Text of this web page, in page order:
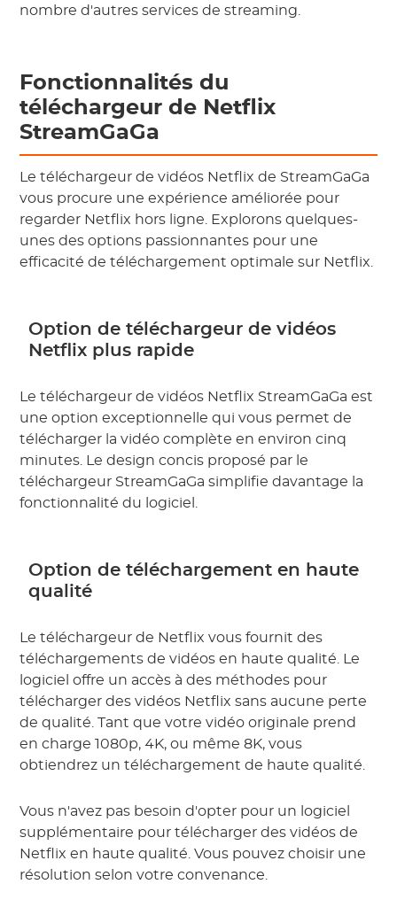
nombre d'autres services de streaming.
Fonctionnalités du
téléchargeur de Netflix
StreamGaGa
Le téléchargeur de vidéos Netflix de StreamGaGa
vous procure une expérience améliorée pour
regarder Netflix hors ligne. Explorons quelques-
unes des options passionnantes pour une
efficacité de téléchargement optimale sur Netflix.
Option de téléchargeur de vidéos
Netflix plus rapide
Le téléchargeur de vidéos Netflix StreamGaGa est
une option exceptionnelle qui vous permet de
télécharger la vidéo complète en environ cinq
minutes. Le design concis proposé par le
téléchargeur StreamGaGa simplifie davantage la
fonctionnalité du logiciel.
Option de téléchargement en haute
qualité
Le téléchargeur de Netflix vous fournit des
téléchargements de vidéos en haute qualité. Le
logiciel offre un accès à des méthodes pour
télécharger des vidéos Netflix sans aucune perte
de qualité. Tant que votre vidéo originale prend
en charge 1080p, 4K, ou même 8K, vous
obtiendrez un téléchargement de haute qualité.
Vous n'avez pas besoin d'opter pour un logiciel
supplémentaire pour télécharger des vidéos de
Netflix en haute qualité. Vous pouvez choisir une
résolution selon votre convenance.